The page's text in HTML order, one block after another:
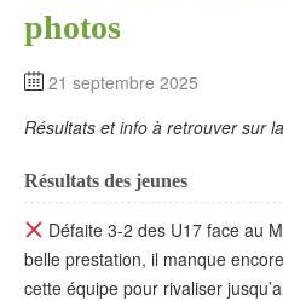
photos
21 septembre 2025
Résultats et info à retrouver sur
Résultats des jeunes
Défaite 3-2 des U17 face au
belle prestation, il manque
cette équipe pour rivaliser